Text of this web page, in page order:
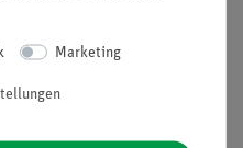
Marketing